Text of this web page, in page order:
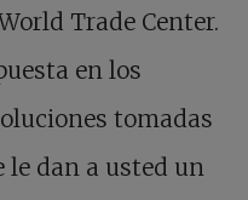
Trade Center.
en los
tomadas
le dan a usted un